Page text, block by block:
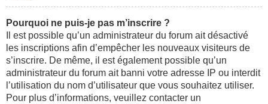
Pourquoi ne puis-je pas m’inscrire ?
Il est possible qu’un administrateur du forum ait désactivé
les inscriptions afin d’empêcher les nouveaux visiteurs de
s’inscrire. De même, il est également possible qu’un
administrateur du forum ait banni votre adresse IP ou interdit
l’utilisation du nom d’utilisateur que vous souhaitez utiliser.
Pour plus d’informations, veuillez contacter un